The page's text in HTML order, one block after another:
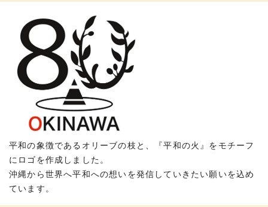
平和の象徴であるオリーブの枝と、『平和の火』をモチーフ
にロゴを作成しました。
沖縄から世界へ平和への想いを発信していきたい願いを込め
ています。